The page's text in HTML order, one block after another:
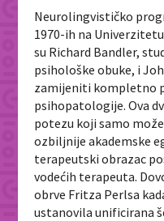
Neurolingvističko
1970-ih na
su Richard Bandler,
psihološke obuke, i
zamijeniti kompletno
psihopatologije. Ova
potezu koji samo
ozbiljnije akademske
terapeutski obrazac
vodećih terapeuta.
obrve Fritza Perlsa
ustanovila unificirana